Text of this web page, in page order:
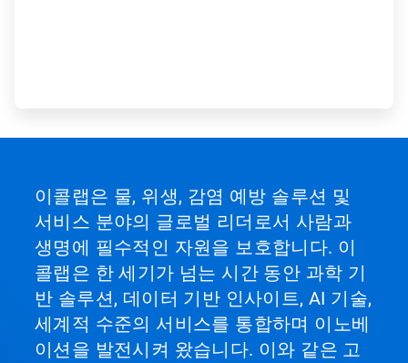
이콜랩은 물, 위생, 감염 예방 솔루션 및
서비스 분야의 글로벌 리더로서 사람과
생명에 필수적인 자원을 보호합니다. 이
콜랩은 한 세기가 넘는 시간 동안 과학 기
반 솔루션, 데이터 기반 인사이트, AI 기술,
세계적 수준의 서비스를 통합하며 이노베
이션을 발전시켜 왔습니다. 이와 같은 고